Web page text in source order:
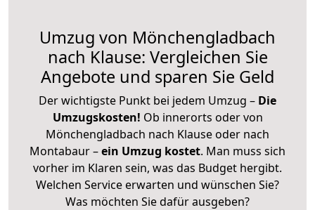
Umzug von Mönchengladbach
nach Klause: Vergleichen Sie
Angebote und sparen Sie Geld
Der wichtigste Punkt bei jedem Umzug – Die
Umzugskosten! Ob innerorts oder von
Mönchengladbach nach Klause oder nach
Montabaur –ein Umzug kostet. Man muss sich
vorher im Klaren sein, was das Budget hergibt.
Welchen Service erwarten und wünschen Sie?
Was möchten Sie dafür ausgeben?